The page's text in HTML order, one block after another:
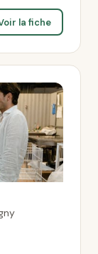
la fiche